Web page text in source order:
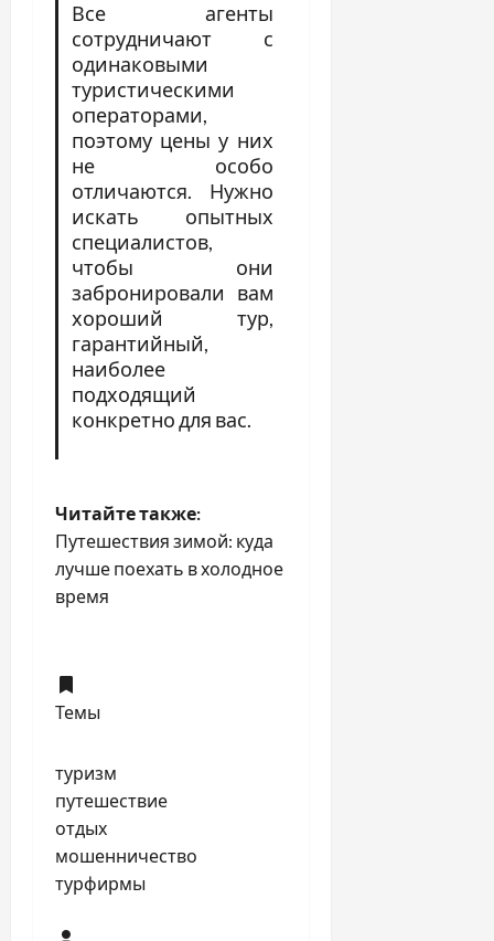
Все агенты
сотрудничают с
одинаковыми
туристическими
операторами,
поэтому цены у них
не особо
отличаются. Нужно
искать опытных
специалистов,
чтобы они
забронировали вам
хороший тур,
гарантийный,
наиболее
подходящий
конкретно для вас.
Читайте также:
Путешествия зимой: куда
лучше поехать в холодное
время
Темы
туризм
путешествие
отдых
мошенничество
турфирмы